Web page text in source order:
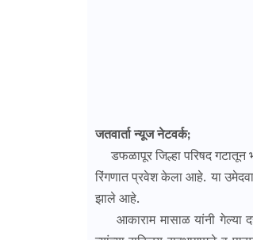
जतवार्ता न्यूज नेटवर्क;
डफळापूर जिल्हा परिषद गटातून
रिंगणात प्रवेश केला आहे. या
झाले आहे.
आकाराम मासाळ यांनी गेल्या